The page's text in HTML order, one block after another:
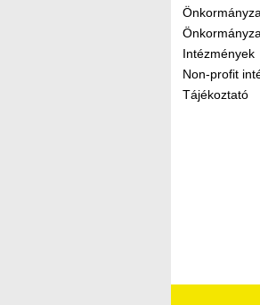
Intézmények
Non-profit
Tájékoztató